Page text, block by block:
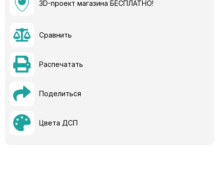
3D-проект магазина БЕСПЛАТНО!
Сравнить
Распечатать
Поделиться
Цвета ДСП